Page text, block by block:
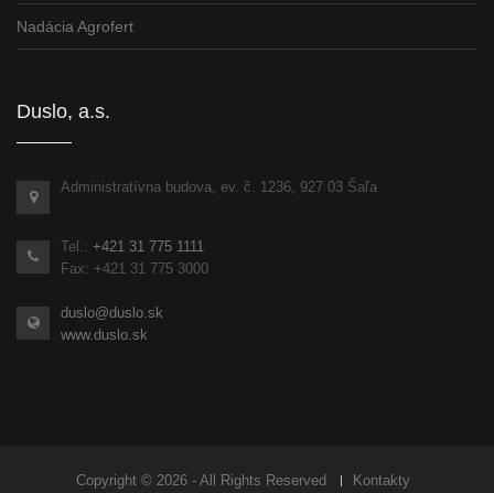
Nadácia Agrofert
Duslo, a.s.
Administratívna budova, ev. č. 1236, 927 03 Šaľa
Tel.: +421 31 775 1111
Fax: +421 31 775 3000
duslo@duslo.sk
www.duslo.sk
Copyright © 2026 - All Rights Reserved Kontakty